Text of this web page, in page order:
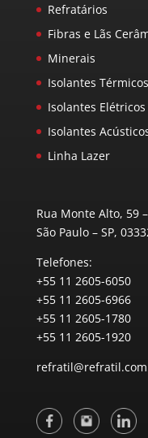
Refratários
Fibras e Lãs
Minerais
Isolantes Térmicos
Isolantes Elétricos
Isolantes
Linha Lazer
Rua Monte Alto, 59
São Paulo – SP,
Telefones:
+55 11 2605-6050
+55 11 2605-6966
+55 11 2605-1780
+55 11 2605-1920